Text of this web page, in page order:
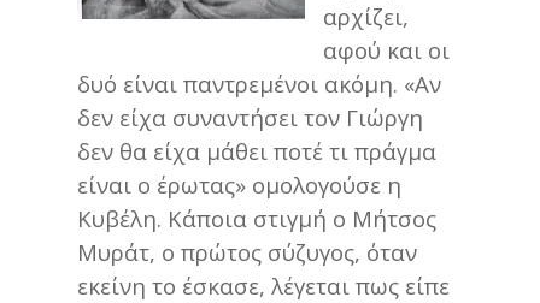
αρχίζει,
αφού και οι
δυό είναι παντρεμένοι ακόμη. «Αν
δεν είχα συναντήσει τον Γιώργη
δεν θα είχα μάθει ποτέ τι πράγμα
είναι ο έρωτας» ομολογούσε η
Κυβέλη. Κάποια στιγμή ο Μήτσος
Μυράτ, ο πρώτος σύζυγος, όταν
εκείνη το έσκασε, λέγεται πως είπε